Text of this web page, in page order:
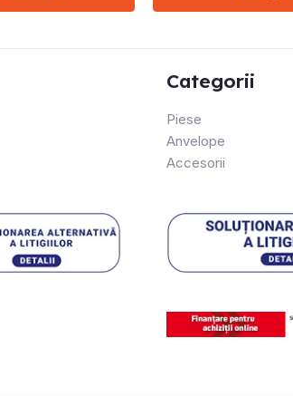
Categorii
Piese
Anvelope
Accesorii